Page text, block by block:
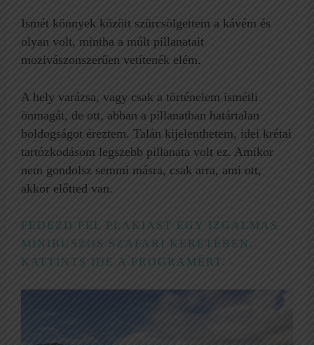
Ismét könnyek között szürcsölgettem a kávém és
olyan volt, mintha a múlt pillanatait
mozivászonszerűen vetítenék elém.
A hely varázsa, vagy csak a történelem ismétli
önmagát, de ott, abban a pillanatban határtalan
boldogságot éreztem. Talán kijelenthetem, idei krétai
tartózkodásom legszebb pillanata volt ez. Amikor
nem gondolsz semmi másra, csak arra, ami ott,
akkor előtted van.
FEDEZD FEL PLAKIAST EGY IZGALMAS
MINIBUSZOS SZAFARI KERETÉBEN.
KATTINTS IDE A PROGRAMÉRT.